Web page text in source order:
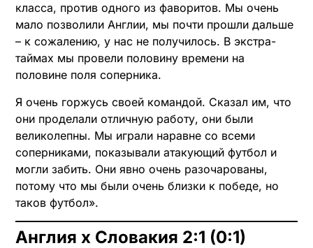
класса, против одного из фаворитов. Мы очень
мало позволили Англии, мы почти прошли дальше
– к сожалению, у нас не получилось. В экстра-
таймах мы провели половину времени на
половине поля соперника.
Я очень горжусь своей командой. Сказал им, что
они проделали отличную работу, они были
великолепны. Мы играли наравне со всеми
соперниками, показывали атакующий футбол и
могли забить. Они явно очень разочарованы,
потому что мы были очень близки к победе, но
таков футбол».
Англия х Словакия 2:1 (0:1)